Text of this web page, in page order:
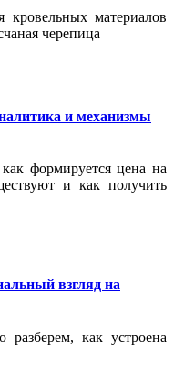
кровельных материалов
черепица
и механизмы
формируется цена на
и как получить
взгляд на
как устроена